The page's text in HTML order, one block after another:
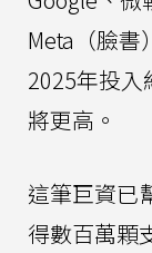
Meta（臉書
2025年投入
將更高。
這筆巨資
得數百萬顆